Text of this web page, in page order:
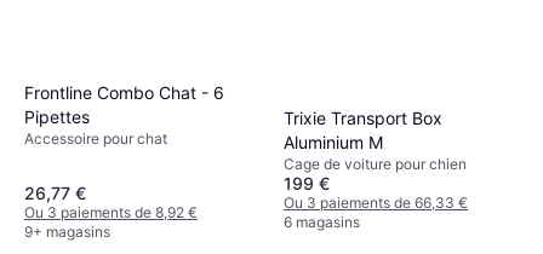
Frontline Combo Chat - 6
Pipettes
Accessoire pour chat
26,77 €
Ou 3 paiements de 8,92 €
9+ magasins
Trixie Transport Box
Aluminium M
Cage de voiture pour chien
199 €
Ou 3 paiements de 66,33 €
6 magasins